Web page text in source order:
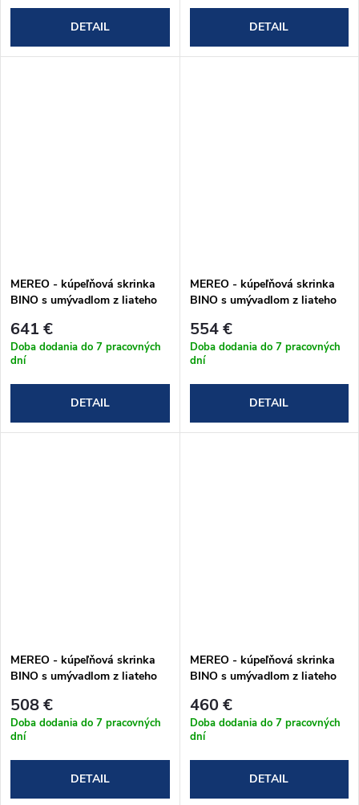
DETAIL DETAIL
MEREO - kúpeľňová skrinka
BINO s umývadlom z liateho
prevedenie (CN663M)
641 €
Doba dodania do 7 pracovných
dní
DETAIL
MEREO - kúpeľňová skrinka
BINO s umývadlom z liateho
prevedenie (CN662M)
554 €
Doba dodania do 7 pracovných
dní
DETAIL
MEREO - kúpeľňová skrinka
BINO s umývadlom z liateho
prevedenie (CN661M)
508 €
Doba dodania do 7 pracovných
dní
DETAIL
MEREO - kúpeľňová skrinka
BINO s umývadlom z liateho
prevedenie (CN660M)
460 €
Doba dodania do 7 pracovných
dní
DETAIL